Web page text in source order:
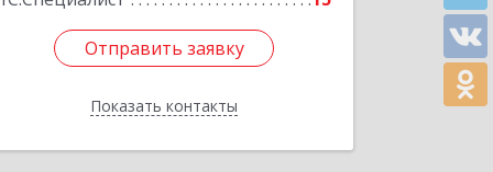
Отправить заявку
Показать контакты
Отправить заявку
Назад